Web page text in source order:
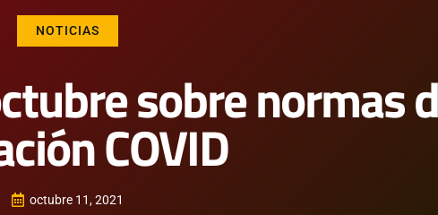
NOTICIAS
sobre normas
COVID
octubre 11, 2021